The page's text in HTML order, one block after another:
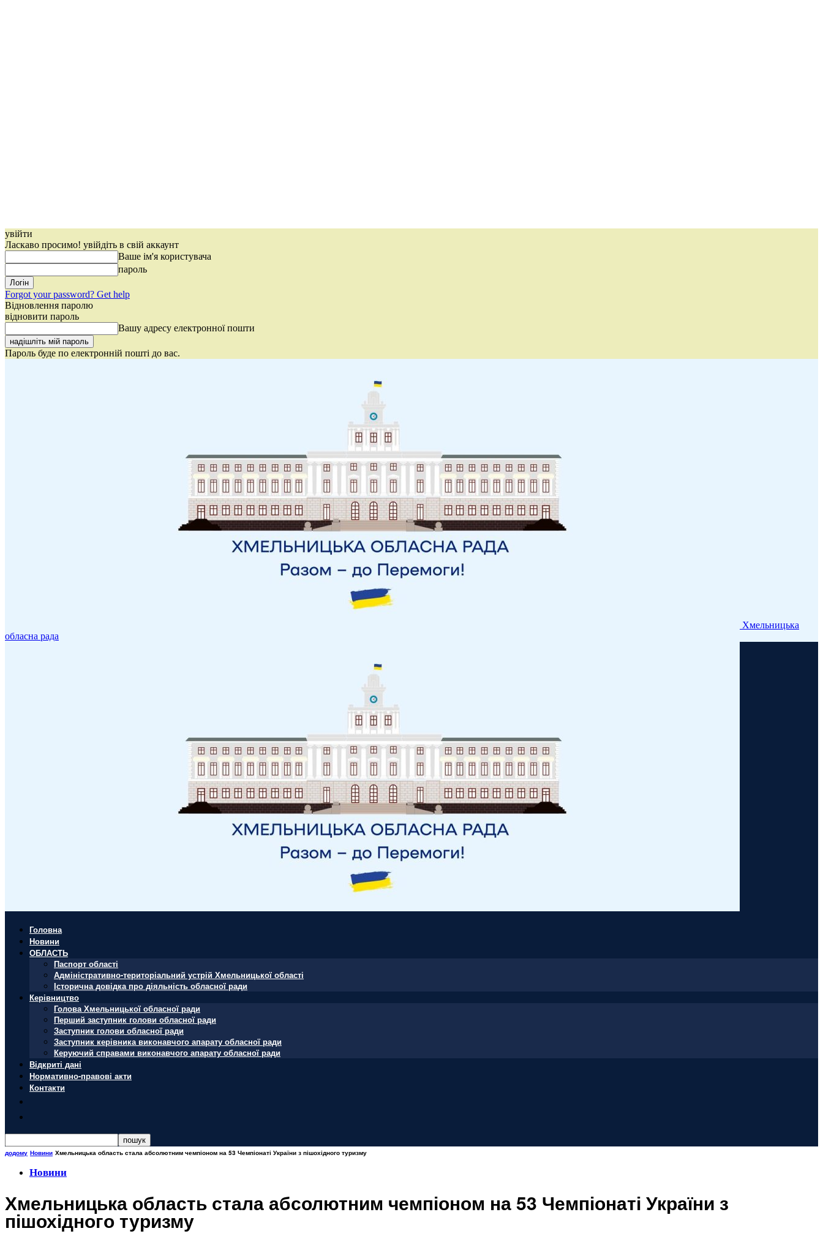
увійти
Ласкаво просимо! увійдіть в свій аккаунт
Ваше ім'я користувача
пароль
Forgot your password? Get help
Відновлення паролю
відновити пароль
Вашу адресу електронної пошти
Пароль буде по електронній пошті до вас.
Хмельницька
обласна рада
Головна
Новини
ОБЛАСТЬ
Паспорт області
Адміністративно-територіальний устрій Хмельницької області
Історична довідка про діяльність обласної ради
Керівництво
Голова Хмельницької обласної ради
Перший заступник голови обласної ради
Заступник голови обласної ради
Заступник керівника виконавчого апарату обласної ради
Керуючий справами виконавчого апарату обласної ради
Відкриті дані
Нормативно-правові акти
Контакти
додому Новини Хмельницька область стала абсолютним чемпіоном на 53 Чемпіонаті України з пішохідного туризму
Новини
Хмельницька область стала абсолютним чемпіоном на 53 Чемпіонаті України з
пішохідного туризму